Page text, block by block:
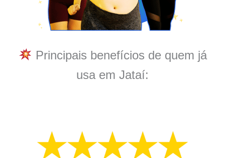
Principais benefícios de quem já
usa em Jataí: